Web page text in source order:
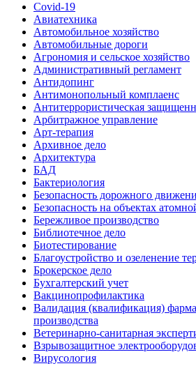
Covid-19
Авиатехника
Автомобильное хозяйство
Автомобильные дороги
Агрономия и сельское хозяйство
Административный регламент
Антидопинг
Антимонопольный комплаенс
Антитеррористическая
Арбитражное управление
Арт-терапия
Архивное дело
Архитектура
БАД
Бактериология
Безопасность дорожного
Безопасность на объектах
Бережливое производство
Библиотечное дело
Биотестирование
Благоустройство и озеленение
Брокерское дело
Бухгалтерский учет
Вакцинопрофилактика
Валидация (квалификация)
производства
Ветеринарно-санитарная
Взрывозащитное
Вирусология